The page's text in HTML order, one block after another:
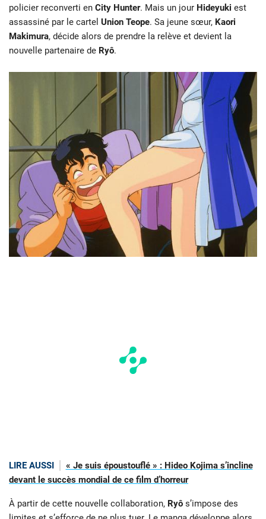
policier reconverti en City Hunter. Mais un jour Hideyuki est
assassiné par le cartel Union Teope. Sa jeune sœur, Kaori
Makimura, décide alors de prendre la relève et devient la
nouvelle partenaire de Ryô.
LIRE AUSSI
« Je suis époustouflé » : Hideo Kojima s’incline
devant le succès mondial de ce film d’horreur
À partir de cette nouvelle collaboration, Ryô s’impose des